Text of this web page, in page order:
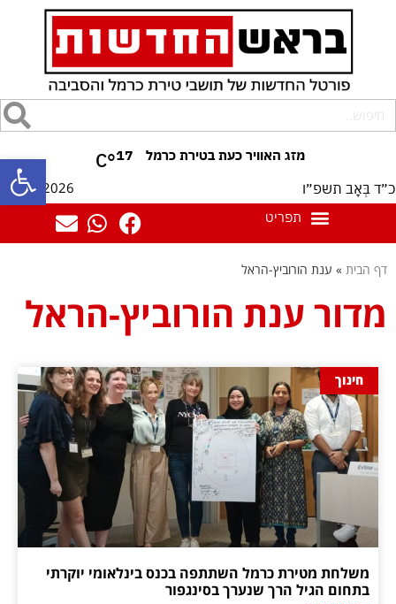
פתח 17
°C
כ״ד בְּאָב תשפ״ו 07/08/2026
דף הבית » ענת הורוביץ-הראל
מדור ענת הורוביץ-הראל
חינוך
משלחת מטירת כרמל השתתפה בכנס בינלאומי יוקרתי
בתחום הגיל הרך שנערך בסינגפור